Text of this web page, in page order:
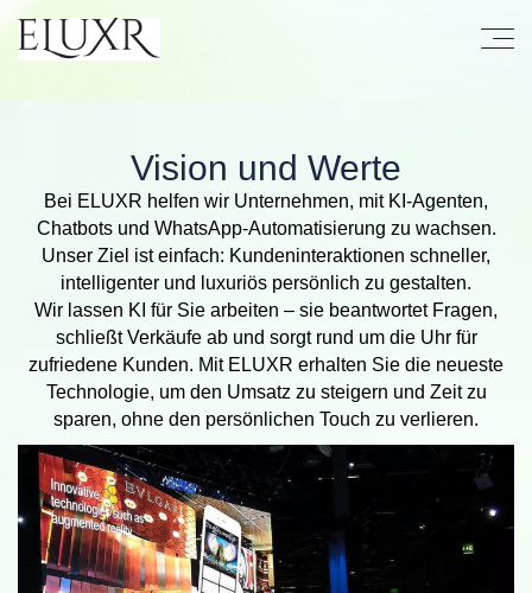
Vision und Werte
Bei ELUXR helfen wir Unternehmen, mit KI-Agenten,
Chatbots und WhatsApp-Automatisierung zu wachsen.
Unser Ziel ist einfach: Kundeninteraktionen schneller,
intelligenter und luxuriös persönlich zu gestalten.
Wir lassen KI für Sie arbeiten – sie beantwortet Fragen,
schließt Verkäufe ab und sorgt rund um die Uhr für
zufriedene Kunden. Mit ELUXR erhalten Sie die neueste
Technologie, um den Umsatz zu steigern und Zeit zu
sparen, ohne den persönlichen Touch zu verlieren.